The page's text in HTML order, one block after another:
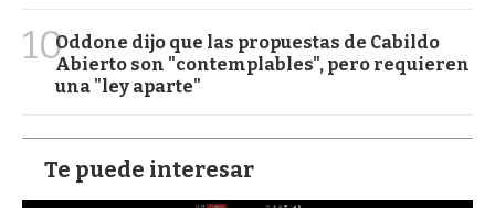
10Oddone dijo que las propuestas de Cabildo
Abierto son "contemplables", pero requieren
una "ley aparte"
Te puede interesar